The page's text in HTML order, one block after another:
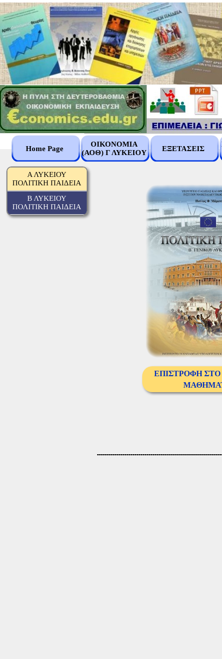
Home Page
ΟΙΚΟΝΟΜΙΑ
(ΑΟΘ) Γ ΛΥΚΕΙΟΥ
ΕΞΕΤΑΣΕΙΣ
Α ΛΥΚΕΙΟΥ
ΠΟΛΙΤΙΚΗ ΠΑΙΔΕΙΑ
Β ΛΥΚΕΙΟΥ
ΠΟΛΙΤΙΚΗ ΠΑΙΔΕΙΑ
ΕΠΙΣΤΡΟΦΗ ΣΤΟ